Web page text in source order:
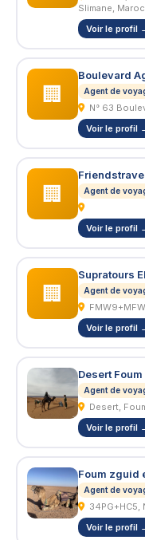
Slimane, Maroc
Voir le profil
🏢
Boulevard
Agent de
N° 63
Voir le profil
🏢 Agent de
Voir le profil
🏢
Supratours
Agent de
Voir le profil
Desert
Agent de
Desert,
Voir le profil
Foum zguid
Agent de
34PG+HC5,
Voir le profil